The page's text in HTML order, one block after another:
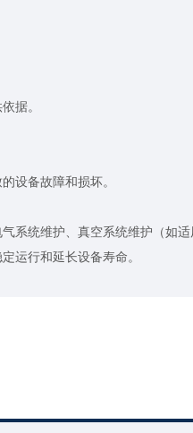
据。
设备故障和损坏。
统维护、真空系统维护（如适
运行和延长设备寿命。